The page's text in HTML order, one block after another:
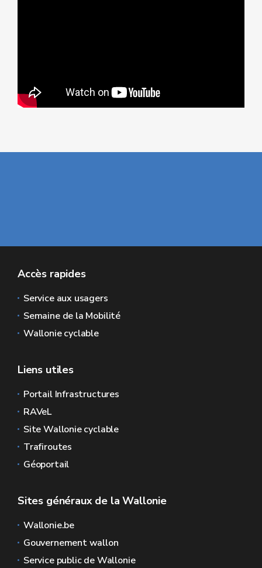
Accès rapides
Service aux usagers
Semaine de la Mobilité
Wallonie cyclable
Liens utiles
Portail Infrastructures
RAVeL
Site Wallonie cyclable
Trafiroutes
Géoportail
Sites généraux de la Wallonie
Wallonie.be
Gouvernement wallon
Service public de Wallonie